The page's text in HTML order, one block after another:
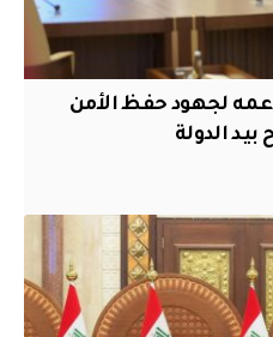
دعمه لجهود حفظ الأمن
الدولة